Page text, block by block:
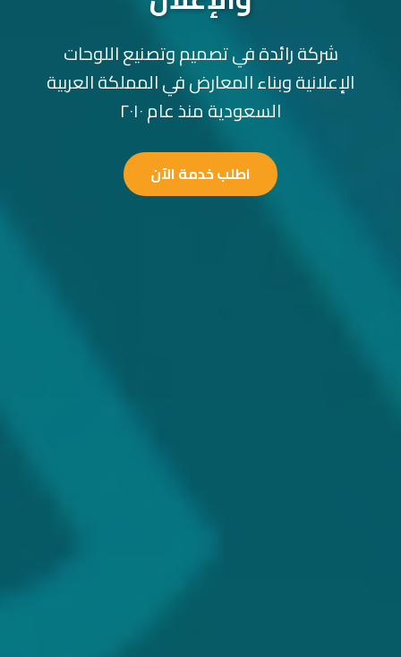
شركة رائدة في تصميم وتصنيع اللوحات
الإعلانية وبناء المعارض في المملكة العربية
السعودية منذ عام ٢٠١٠
اطلب خدمة الآن